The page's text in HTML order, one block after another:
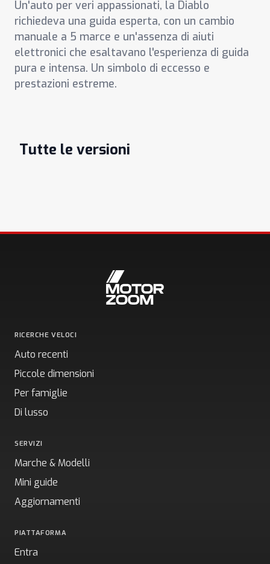
Un'auto per veri appassionati, la Diablo
richiedeva una guida esperta, con un cambio
manuale a 5 marce e un'assenza di aiuti
elettronici che esaltavano l'esperienza di guida
pura e intensa. Un simbolo di eccesso e
prestazioni estreme.
Tutte le versioni
RICERCHE VELOCI
Auto recenti
Piccole dimensioni
Per famiglie
Di lusso
SERVIZI
Marche & Modelli
Mini guide
Aggiornamenti
PIATTAFORMA
Entra